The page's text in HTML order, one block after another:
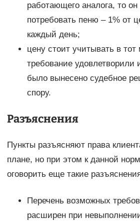
работающего аналога, то
потребовать пеню – 1% от
каждый день;
цену стоит учитывать в тот
требование удовлетворили
было вынесено судебное
спору.
Разъяснения
Пункты разъясняют права
плане, но при этом к данной
оговорить еще такие
Перечень возможных
расширен при